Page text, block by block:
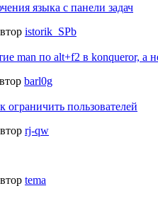
языка с панели задач
istorik_SPb
man по alt+f2 в konqueror, а
barl0g
пользователей
rj-qw
tema